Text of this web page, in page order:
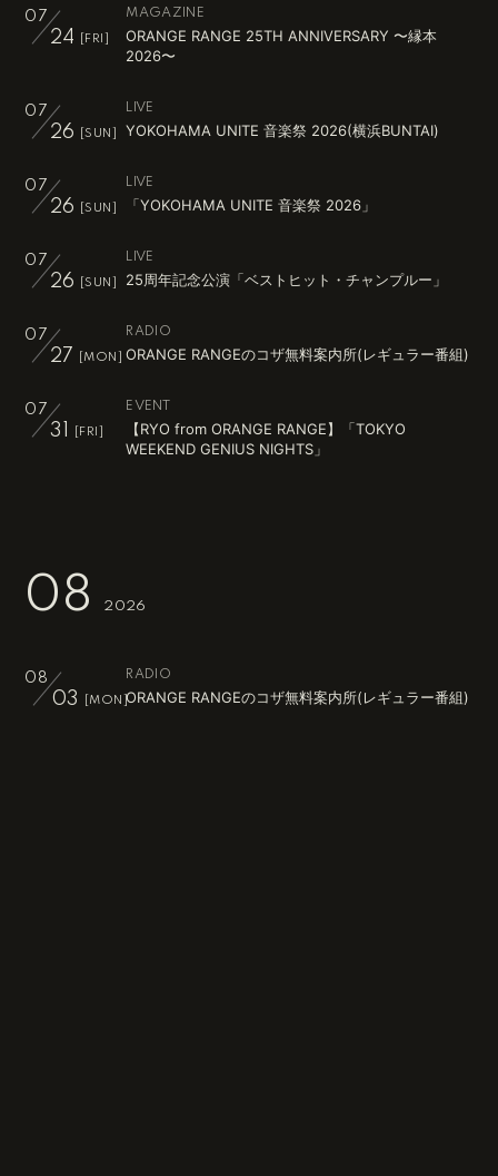
07
24 [FRI]
MAGAZINE
ORANGE RANGE 25TH ANNIVERSARY 〜縁本
2026〜
07
26 [SUN]
LIVE
YOKOHAMA UNITE 音楽祭 2026(横浜BUNTAI)
07
26 [SUN]
LIVE
「YOKOHAMA UNITE 音楽祭 2026」
07
26 [SUN]
LIVE
25周年記念公演「ベストヒット・チャンプルー」
07
27 [MON]
RADIO
ORANGE RANGEのコザ無料案内所(レギュラー番組)
07
31 [FRI]
EVENT
【RYO from ORANGE RANGE】「TOKYO
WEEKEND GENIUS NIGHTS」
08 2026
08
03 [MON]
RADIO
ORANGE RANGEのコザ無料案内所(レギュラー番組)